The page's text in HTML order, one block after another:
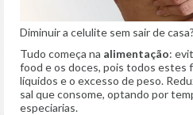
Diminuir a celulite sem sair de
Tudo começa na alimentação:
food e os doces, pois todos estes
líquidos e o excesso de peso.
sal que consome, optando por
especiarias.